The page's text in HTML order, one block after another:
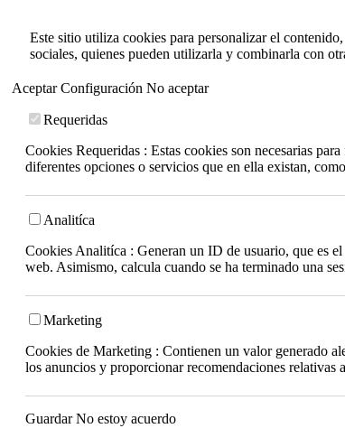
Este sitio utiliza cookies para personalizar el
sociales, quienes pueden utilizarla y combinarla con
AceptarConfiguración No aceptar
Requeridas
Cookies Requeridas : Estas cookies son necesarias
diferentes opciones o servicios que en ella existan,
Analitíca
Cookies Analitíca : Generan un ID de usuario, que es
web. Asimismo, calcula cuando se ha terminado una
Marketing
Cookies de Marketing : Contienen un valor generado
los anuncios y proporcionar recomendaciones relativas
GuardarNo estoy acuerdo